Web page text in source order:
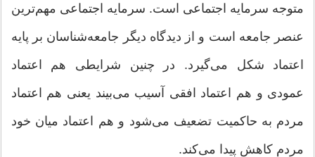
متوجه سرمایه اجتماعی است. سرمایه اجتماعی مهم‌ترین
عنصر جامعه است و از دیدگاه دیگر جامعه‌شناسان بر پایه
اعتماد شکل می‌گیرد. در چنین شرایطی هم اعتماد
عمودی و هم اعتماد افقی آسیب می‌بیند یعنی هم اعتماد
مردم به حاکمیت تضعیف می‌شود و هم اعتماد میان خود
مردم کاهش پیدا می‌کند.